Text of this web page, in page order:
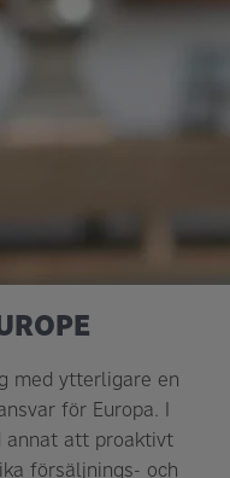
med ytterligare en
för Europa. I
annat att proaktivt
försäljnings- och